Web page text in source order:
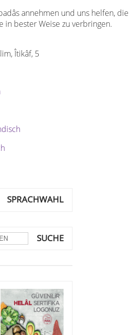
annehmen und uns helfen, die
in bester Weise zu verbringen.
Îtikâf, 5
SPRACHWAHL
SUCHE